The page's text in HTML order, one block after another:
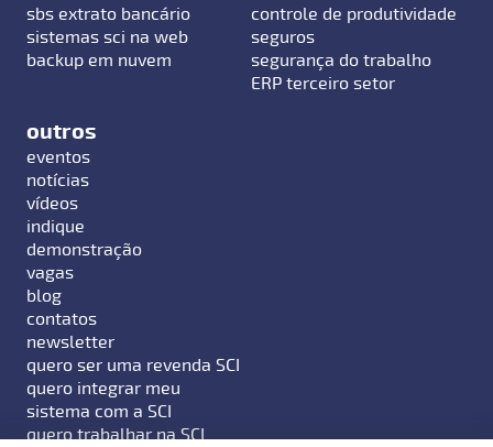
sbs extrato bancário
sistemas sci na web
backup em nuvem
controle de produtividade
seguros
segurança do trabalho
ERP terceiro setor
outros
eventos
notícias
vídeos
indique
demonstração
vagas
blog
contatos
newsletter
quero ser uma revenda SCI
quero integrar meu
sistema com a SCI
quero trabalhar na SCI